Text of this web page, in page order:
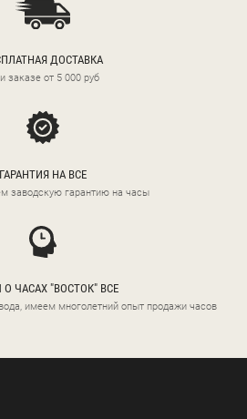
ДОСТАВКА
заказе от 5 000 руб
ГАРАНТИЯ НА ВСЕ
заводскую гарантию на часы
О ЧАСАХ "ВОСТОК" ВСЕ
имеем многолетний опыт продажи часов